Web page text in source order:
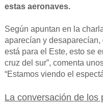
estas aeronaves.
Según apuntan en la
aparecían y desaparecían,
está para el Este, esto se
cruz del sur”, comenta
“Estamos viendo el
La conversación de los